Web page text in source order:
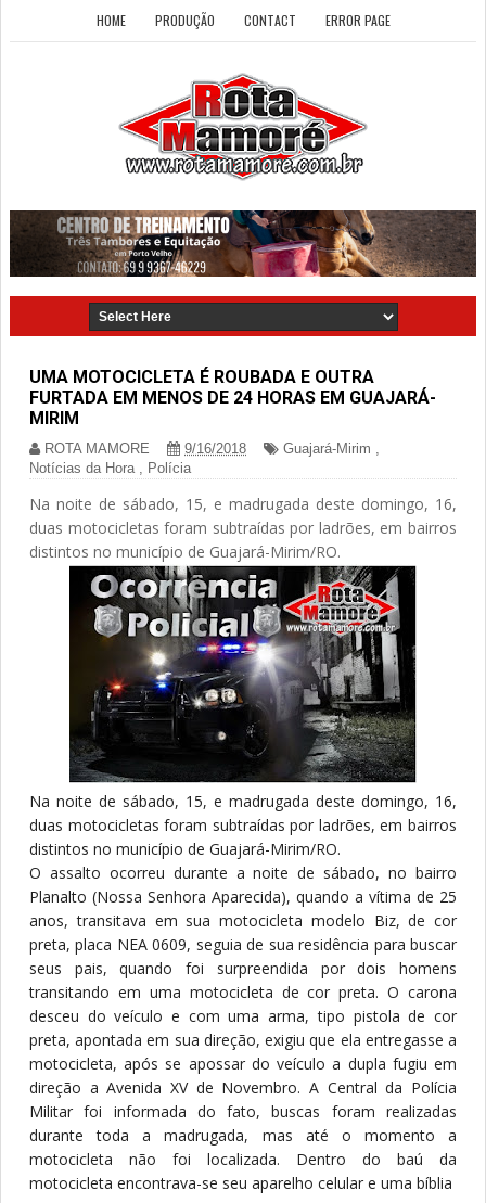
HOME PRODUÇÃO CONTACT ERROR PAGE
UMA MOTOCICLETA É ROUBADA E OUTRA
FURTADA EM MENOS DE 24 HORAS EM GUAJARÁ-
MIRIM
ROTA MAMORE 9/16/2018 Guajará-Mirim ,
Notícias da Hora, Polícia
Na noite de sábado, 15, e madrugada deste domingo, 16,
duas motocicletas foram subtraídas por ladrões, em bairros
distintos no município de Guajará-Mirim/RO.
Na noite de sábado, 15, e madrugada deste domingo, 16,
duas motocicletas foram subtraídas por ladrões, em bairros
distintos no município de Guajará-Mirim/RO.
O assalto ocorreu durante a noite de sábado, no bairro
Planalto (Nossa Senhora Aparecida), quando a vítima de 25
anos, transitava em sua motocicleta modelo Biz, de cor
preta, placa NEA 0609, seguia de sua residência para buscar
seus pais, quando foi surpreendida por dois homens
transitando em uma motocicleta de cor preta. O carona
desceu do veículo e com uma arma, tipo pistola de cor
preta, apontada em sua direção, exigiu que ela entregasse a
motocicleta, após se apossar do veículo a dupla fugiu em
direção a Avenida XV de Novembro. A Central da Polícia
Militar foi informada do fato, buscas foram realizadas
durante toda a madrugada, mas até o momento a
motocicleta não foi localizada. Dentro do baú da
motocicleta encontrava-se seu aparelho celular e uma bíblia